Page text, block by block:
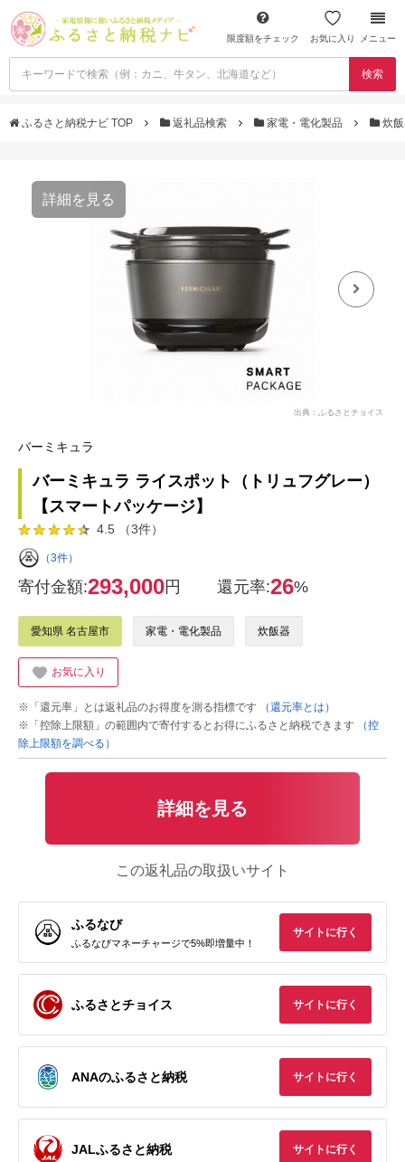
限度額をチェック お気に入り メニュー
検索
ふるさと納税ナビ TOP 返礼品検索 家電・電化製品 炊
詳細を見る
出典：ふるさとチョイス
バーミキュラ
バーミキュラ ライスポット（トリュフグレー）
【スマートパッケージ】
4.5 （3件）
（3件）
寄付金額:293,000円 還元率:26%
愛知県 名古屋市 家電・電化製品 炊飯器
お気に入り
※「還元率」とは返礼品のお得度を測る指標です
（還元率とは）
※「控除上限額」の範囲内で寄付するとお得にふるさと納税できます
（控
除上限額を調べる）
詳細を見る
この返礼品の取扱いサイト
ふるなび
ふるなびマネーチャージで5%即増量中！
サイトに行く
ふるさとチョイス サイトに行く
ANAのふるさと納税 サイトに行く
JALふるさと納税 サイトに行く